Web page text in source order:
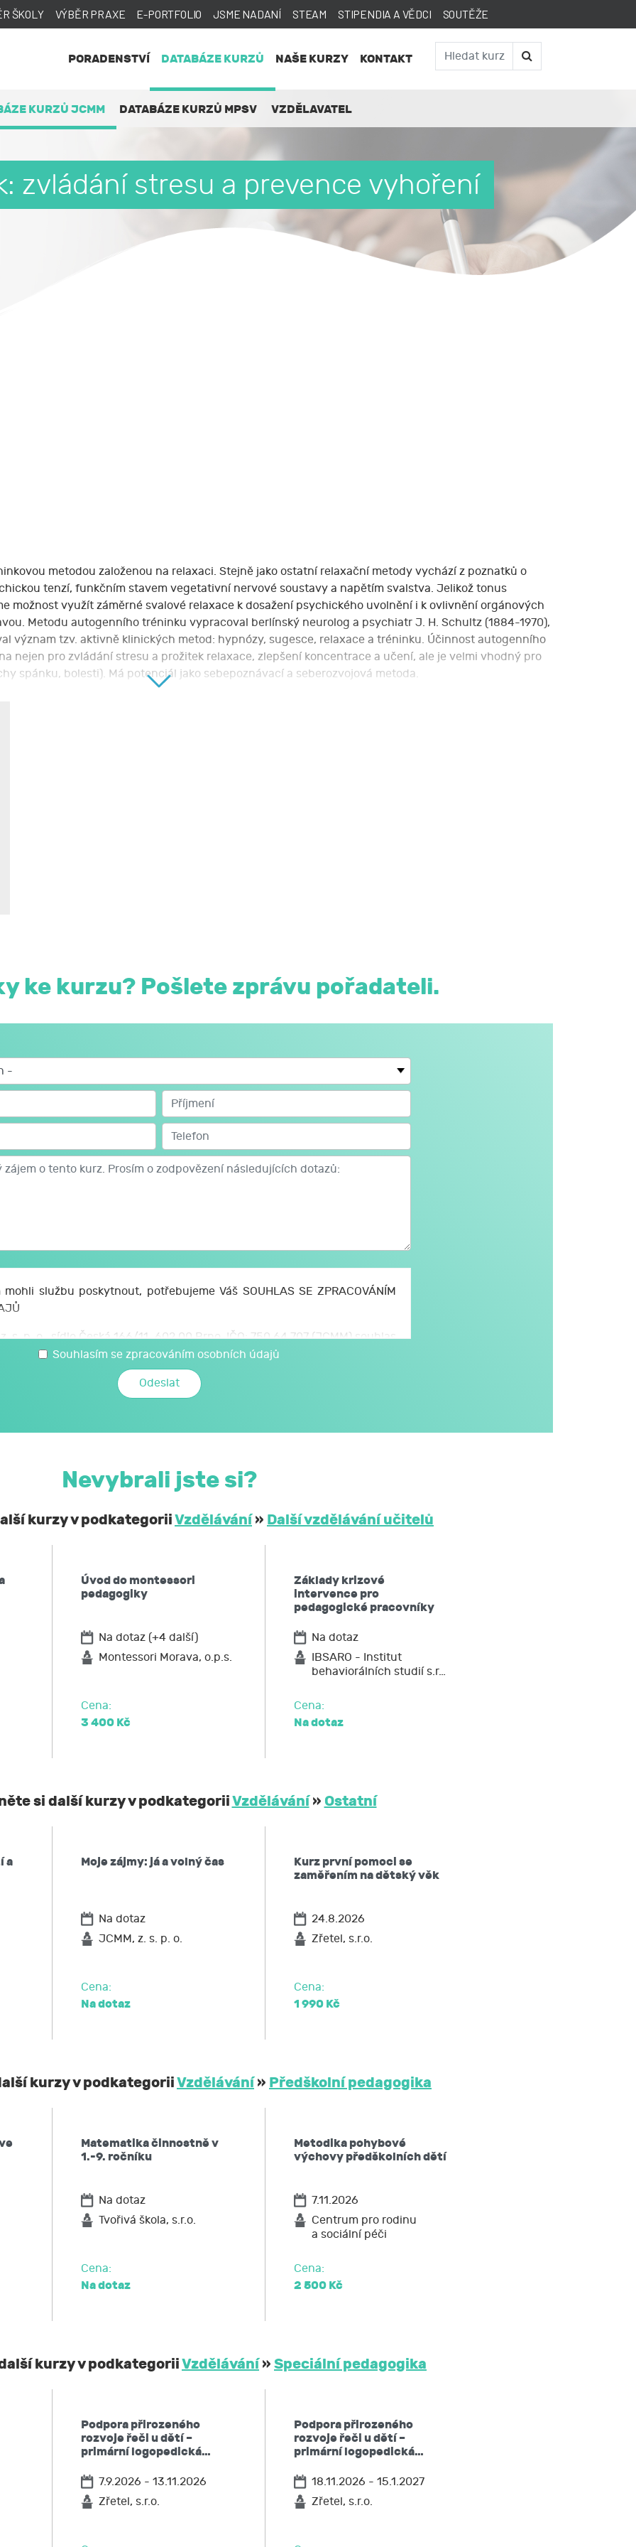
ŠKOLY VÝBĚR PRAXE E-PORTFOLIO JSME NADANÍ STEAM STIPENDIA A VĚDCI SOUTĚŽE
PORADENSTVÍ DATABÁZE KURZŮ
KURZŮ JCMM DATABÁZE KURZŮ MPSV VZDĚLAVATEL
NAŠE KURZY KONTAKT
zvládání stresu a prevence vyhoření
metodou založenou na relaxaci. Stejně jako ostatní relaxační metody vychází z poznatků o
tenzí, funkčním stavem vegetativní nervové soustavy a napětím svalstva. Jelikož tonus
možnost využít záměrné svalové relaxace k dosažení psychického uvolnění i k ovlivnění orgánových
Metodu autogenního tréninku vypracoval berlínský neurolog a psychiatr J. H. Schultz (1884-1970),
význam tzv. aktivně klinických metod: hypnózy, sugesce, relaxace a tréninku. Účinnost autogenního
nejen pro zvládání stresu a prožitek relaxace, zlepšení koncentrace a učení, ale je velmi vhodný pro
spánku, bolesti). Má potenciál jako sebepoznávací a seberozvojová metoda.
Autogenního tréninku podle J.H. Schultze. Účastníci si prakticky vyzkouší řízenou relaxaci i
ke kurzu? Pošlete zprávu pořadateli.
službu poskytnout, potřebujeme Váš SOUHLAS SE ZPRACOVÁNÍM
s. p. o., sídlo Česká 166/11, 602 00 Brno, IČO: 750 64 707 (JCMM) souhlas
svých osobních a citlivých údajů, které jsem uvedl/a v tomto formuláři,
poskytnu při kariérovém poradenství realizovaném JCMM.
a citlivými údaji může JCMM nakládat způsobem a v největším rozsahu
osobních údajů č. 2016/679, a to za účelem mé účasti na aktivitách
a citlivé údaje neposkytne bez mého souhlasu třetím osobám
a nadřízených orgánů. Svůj souhlas uděluji JCMM na dobu
JCMM informaci, jaké moje osobní údaje zpracovává, žádat si kopii
omezení zpracování,
JCMM výmaz těchto osobních údajů
Souhlasím se zpracováním osobních údajů
Nevybrali jste si?
kurzy v podkategoriiVzdělávání» Další vzdělávání učitelů
Úvod do montessori
pedagogiky
Na dotaz (+4 další)
Montessori Morava, o.p.s.
Cena:
3 400 Kč
Základy krizové
intervence pro
pedagogické pracovníky
Na dotaz
IBSARO - Institut
behaviorálních studií s.r…
Cena:
Na dotaz
si další kurzy v podkategoriiVzdělávání» Ostatní
a
Moje zájmy: já a volný čas
Na dotaz
JCMM, z. s. p. o.
Cena:
Na dotaz
Kurz první pomoci se
zaměřením na dětský věk
24.8.2026
Zřetel, s.r.o.
Cena:
1 990 Kč
kurzy v podkategoriiVzdělávání» Předškolní pedagogika
Matematika činnostně v
1.-9. ročníku
Na dotaz
Tvořivá škola, s.r.o.
Cena:
Na dotaz
Metodika pohybové
výchovy předškolních dětí
7.11.2026
Centrum pro rodinu
a sociální péči
Cena:
2 500 Kč
kurzy v podkategoriiVzdělávání» Speciální pedagogika
Podpora přirozeného
rozvoje řeči u dětí –
primární logopedická…
7.9.2026 - 13.11.2026
Zřetel, s.r.o.
Podpora přirozeného
rozvoje řeči u dětí –
primární logopedická…
18.11.2026 - 15.1.2027
Zřetel, s.r.o.